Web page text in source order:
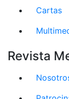
Cartas
Revista